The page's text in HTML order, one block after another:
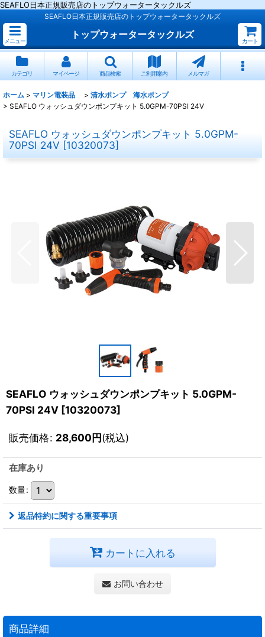
SEAFLO日本正規販売店のトップウォータータックルズ
SEAFLO日本正規販売店のトップウォータータックルズ
メニュー
トップウォータータックルズ
カート
カテゴリ マイページ 商品検索 ご利用案内 メルマガ
ホーム > マリン電装品 > 清水ポンプ 海水ポンプ
> SEAFLO ウォッシュダウンポンプキット 5.0GPM-70PSI 24V
SEAFLO ウォッシュダウンポンプキット 5.0GPM-
70PSI 24V [10320073]
SEAFLO ウォッシュダウンポンプキット 5.0GPM-
70PSI 24V [10320073]
販売価格: 28,600円(税込)
在庫あり
数量:
返品特約に関する重要事項
カートに入れる
お問い合わせ
商品詳細